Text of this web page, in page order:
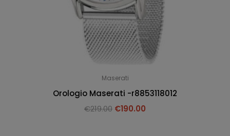
Maserati
Orologio Maserati -r8853118012
€219.00 €190.00